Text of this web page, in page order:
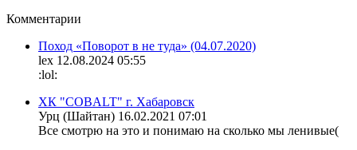
Комментарии
Поход «Поворот в не туда» (04.07.2020)
lex 12.08.2024 05:55
:lol:
ХК "COBALT" г. Хабаровск
Урц (Шайтан) 16.02.2021 07:01
Все смотрю на это и понимаю на сколько мы ленивые(